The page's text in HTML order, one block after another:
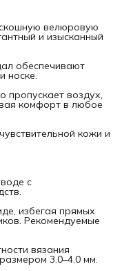
велюровую
и изысканный
обеспечивают
носке.
воздух,
комфорт в любое
кожи и
с
избегая прямых
Рекомендуемые
вязания
3.0–4.0 мм.